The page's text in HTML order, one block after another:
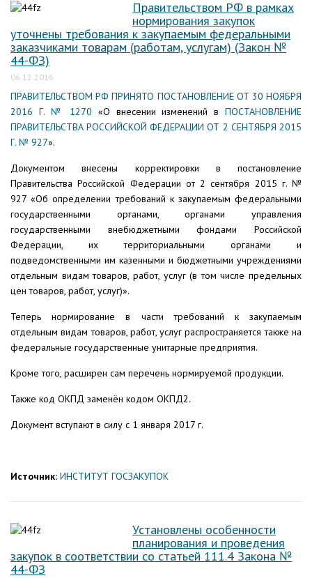
Правительством РФ в рамках
нормирования закупок
уточнены требования к закупаемым федеральными
заказчиками товарам (работам, услугам) (Закон №
44-ФЗ)
06.12.2016
ПРАВИТЕЛЬСТВОМ РФ ПРИНЯТО ПОСТАНОВЛЕНИЕ ОТ 30 НОЯБРЯ
2016 Г. № 1270 «О внесении изменений вПОСТАНОВЛЕНИЕ
ПРАВИТЕЛЬСТВА РОССИЙСКОЙ ФЕДЕРАЦИИ ОТ 2 СЕНТЯБРЯ 2015
Г. № 927».
Документом внесены корректировки в постановление
Правительства Российской Федерации от 2 сентября 2015 г. №
927 «Об определении требований к закупаемым федеральными
государственными органами, органами управления
государственными внебюджетными фондами Российской
Федерации, их территориальными органами и
подведомственными им казенными и бюджетными учреждениями
отдельным видам товаров, работ, услуг (в том числе предельных
цен товаров, работ, услуг)».
Теперь нормирование в части требований к закупаемым
отдельным видам товаров, работ, услуг распространяется также на
федеральные государственные унитарные предприятия.
Кроме того, расширен сам перечень нормируемой продукции.
Также код ОКПД заменён кодом ОКПД2.
Документ вступают в силу с 1 января 2017 г.
Источник: ИНСТИТУТ ГОСЗАКУПОК
Установлены особенности
планирования и проведения
закупок в соответствии со статьей 111.4 Закона №
44-ФЗ